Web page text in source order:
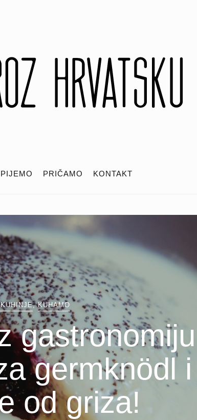
PIJEMO PRIČAMO KONTAKT
,KUHAMO
gastronomiju
germknödl i
od griza!